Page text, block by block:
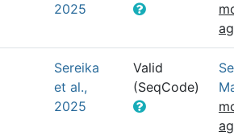
2025
Sereika
et al.,
2025
Valid
(SeqCode)